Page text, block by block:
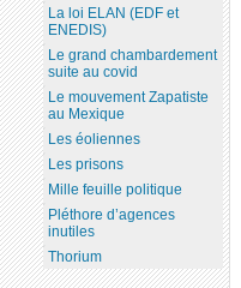
La loi ELAN (EDF et
ENEDIS)
Le grand chambardement
suite au covid
Le mouvement Zapatiste
au Mexique
Les éoliennes
Les prisons
Mille feuille politique
Pléthore d’agences
inutiles
Thorium